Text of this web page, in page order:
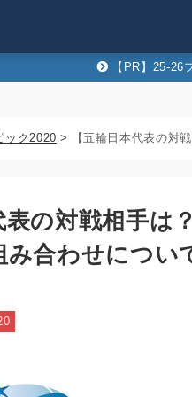
【PR】25-
ック2020 >
表の対戦相手
み合わせについ